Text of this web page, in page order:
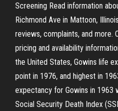
Screening Read information
Richmond Ave in Mattoon,
reviews, complaints, and more.
pricing and availability
the United States, Gowins life
point in 1976, and highest in
expectancy for Gowins in 1963
Social Security Death Index